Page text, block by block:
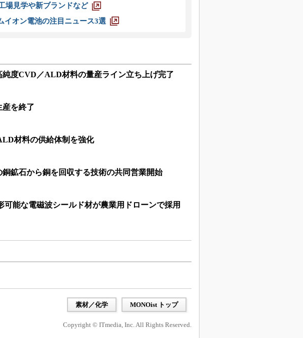
場見学や新ブランドなど
イオン電池の注目ニュース3選
度CVD／ALD材料の量産ライン立ち上げ完了
を終了
材料の供給体制を強化
鉱石から銅を回収する技術の共同営業開始
可能な電磁波シールド材が農業用ドローンで採用
素材／化学 MONOist トップ
Copyright © ITmedia, Inc. All Rights Reserved.